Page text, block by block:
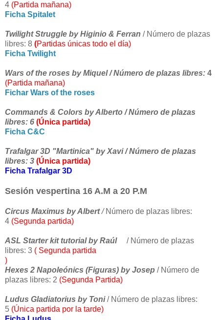
4 (Partida mañana)
Ficha Spitalet
Twilight Struggle by Higinio & Ferran / Número de plazas
libres: 8 (Partidas únicas todo el día)
Ficha Twilight
Wars of the roses by Miquel / Número de plazas libres: 4
(Partida mañana)
Fichar Wars of the roses
Commands & Colors by Alberto / Número de plazas
libres: 6 (Única partida)
Ficha C&C
Trafalgar 3D "Martinica" by Xavi / Número de plazas
libres: 3 (Única partida)
Ficha Trafalgar 3D
Sesión vespertina 16 A.M a 20 P.M
Circus Maximus by Albert/Número de plazas libres:
4 (Segunda partida)
ASL Starter kit tutorial by Raúl
/ Número de plazas
libres: 3 ( Segunda partida
)
Hexes 2 Napoleónics (Figuras) by Josep / Número de
plazas libres: 2 (Segunda Partida)
Ludus Gladiatorius by Toni/ Número de plazas libres:
5 (Única partida por la tarde)